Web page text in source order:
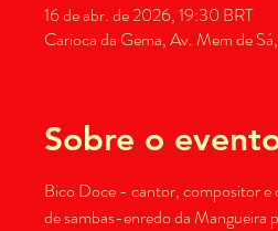
16 de abr. de 2026, 19:30 BRT
Carioca da Gema, Av. Mem de
Sobre o
Bico Doce - cantor, compositor e
de sambas-enredo da Mangueira